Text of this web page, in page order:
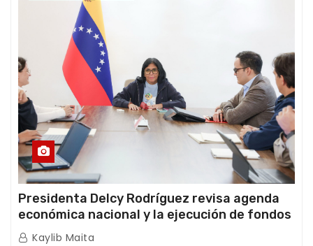
Presidenta Delcy Rodríguez revisa agenda
económica nacional y la ejecución de fondos
de emergencia post-sismos
Kaylib Maita